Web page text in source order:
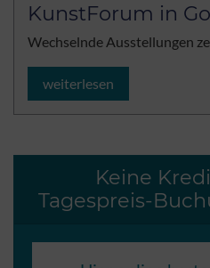
KunstForum in
Wechselnde Ausstellungen
weiterlesen
Keine
Tagespreis-